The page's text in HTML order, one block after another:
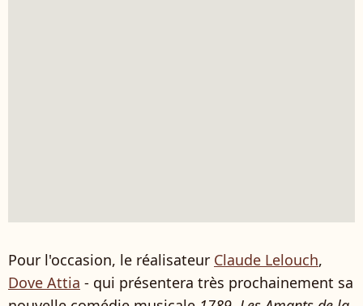
Pour l'occasion, le réalisateur Claude Lelouch,
Dove Attia - qui présentera très prochainement sa